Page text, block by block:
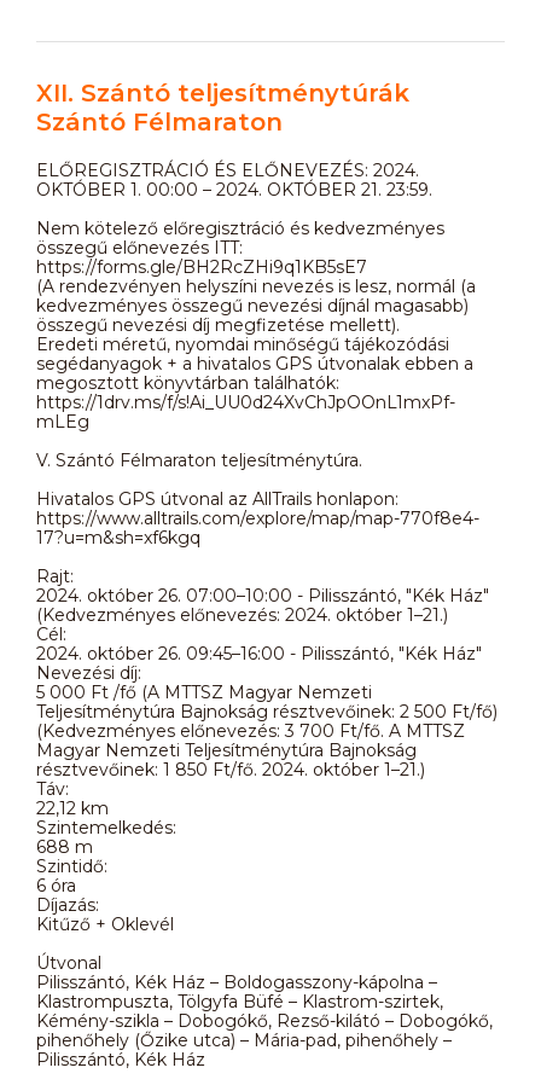
XII. Szántó teljesítménytúrák
Szántó Félmaraton
ELŐREGISZTRÁCIÓ ÉS ELŐNEVEZÉS: 2024.
OKTÓBER 1. 00:00 – 2024. OKTÓBER 21. 23:59.
Nem kötelező előregisztráció és kedvezményes
összegű előnevezés ITT:
https://forms.gle/BH2RcZHi9q1KB5sE7
(A rendezvényen helyszíni nevezés is lesz, normál (a
kedvezményes összegű nevezési díjnál magasabb)
összegű nevezési díj megfizetése mellett).
Eredeti méretű, nyomdai minőségű tájékozódási
segédanyagok + a hivatalos GPS útvonalak ebben a
megosztott könyvtárban találhatók:
https://1drv.ms/f/s!Ai_UU0d24XvChJpOOnL1mxPf-
mLEg
V. Szántó Félmaraton teljesítménytúra.
Hivatalos GPS útvonal az AllTrails honlapon:
https://www.alltrails.com/explore/map/map-770f8e4-
17?u=m&sh=xf6kgq
Rajt:
2024. október 26. 07:00–10:00 - Pilisszántó, "Kék Ház"
(Kedvezményes előnevezés: 2024. október 1–21.)
Cél:
2024. október 26. 09:45–16:00 - Pilisszántó, "Kék Ház"
Nevezési díj:
5 000 Ft /fő (A MTTSZ Magyar Nemzeti
Teljesítménytúra Bajnokság résztvevőinek: 2 500 Ft/fő)
(Kedvezményes előnevezés: 3 700 Ft/fő. A MTTSZ
Magyar Nemzeti Teljesítménytúra Bajnokság
résztvevőinek: 1 850 Ft/fő. 2024. október 1–21.)
Táv:
22,12 km
Szintemelkedés:
688 m
Szintidő:
6 óra
Díjazás:
Kitűző + Oklevél
Útvonal
Pilisszántó, Kék Ház – Boldogasszony-kápolna –
Klastrompuszta, Tölgyfa Büfé – Klastrom-szirtek,
Kémény-szikla – Dobogókő, Rezső-kilátó – Dobogókő,
pihenőhely (Őzike utca) – Mária-pad, pihenőhely –
Pilisszántó, Kék Ház